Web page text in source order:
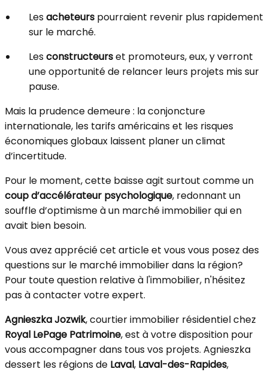
Lesacheteurs pourraient revenir plus rapidement
sur le marché.
Lesconstructeurset promoteurs, eux, y verront
une opportunité de relancer leurs projets mis sur
pause.
Mais la prudence demeure : la conjoncture
internationale, les tarifs américains et les risques
économiques globaux laissent planer un climat
d’incertitude.
Pour le moment, cette baisse agit surtout comme un
coup d’accélérateur psychologique, redonnant un
souffle d’optimisme à un marché immobilier qui en
avait bien besoin.
Vous avez apprécié cet article et vous vous posez des
questions sur le marché immobilier dans la région?
Pour toute question relative à l'immobilier, n'hésitez
pas à contacter votre expert.
Agnieszka Jozwik, courtier immobilier résidentiel chez
Royal LePage Patrimoine, est à votre disposition pour
vous accompagner dans tous vos projets. Agnieszka
dessert les régions de Laval, Laval-des-Rapides,